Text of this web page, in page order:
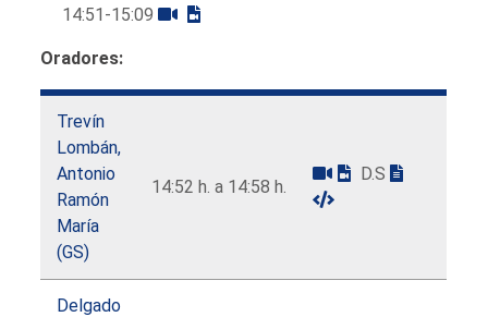
14:51-15:09
Oradores:
Trevín
Lombán,
Antonio
Ramón
María
(GS)
14:52 h. a 14:58 h.
D.S
Delgado